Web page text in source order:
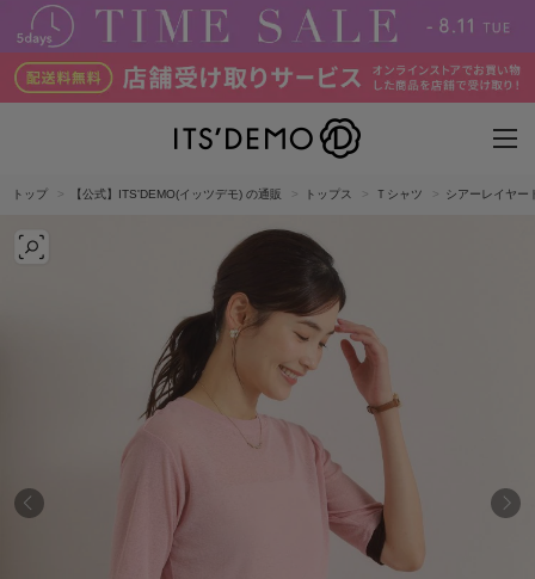
トップ 【公式】ITS'DEMO(イッツデモ) の通販 トップス Ｔシャツ シアーレイヤー